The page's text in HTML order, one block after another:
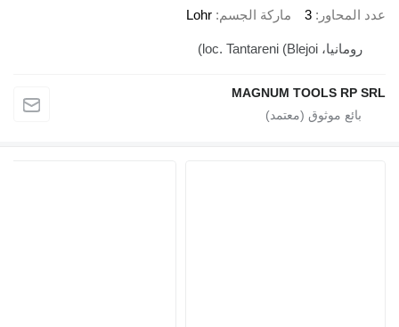
3 ماركة الجسم Lohr
MAGNUM TOOLS